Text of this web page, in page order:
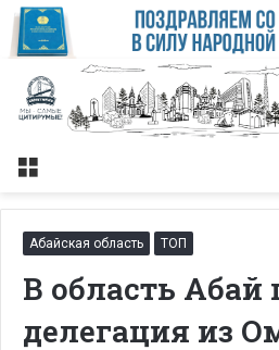
Меню
Абайская область ТОП
В область
делегация из